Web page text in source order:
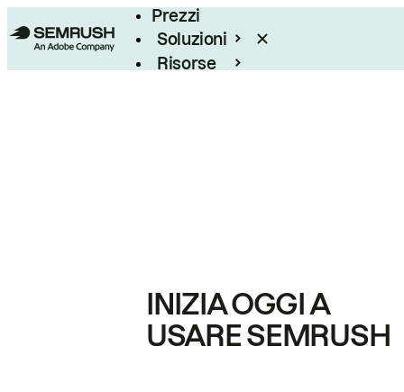
Prezzi
Soluzioni
Risorse
INIZIA OGGI A
USARE SEMRUSH